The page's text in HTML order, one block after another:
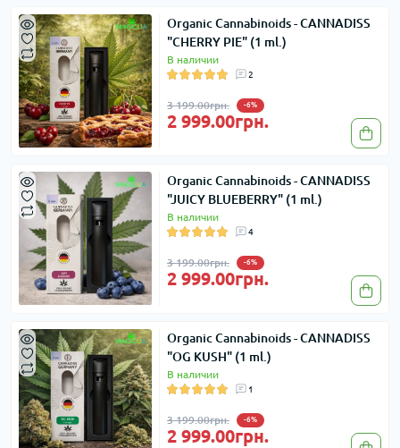
Organic Cannabinoids - CANNADISS
"CHERRY PIE" (1 ml.)
В наличии
2
3 199.00грн. -6%
2 999.00грн.
Organic Cannabinoids - CANNADISS
"JUICY BLUEBERRY" (1 ml.)
В наличии
4
3 199.00грн. -6%
2 999.00грн.
Organic Cannabinoids - CANNADISS
"OG KUSH" (1 ml.)
В наличии
1
3 199.00грн. -6%
2 999.00грн.